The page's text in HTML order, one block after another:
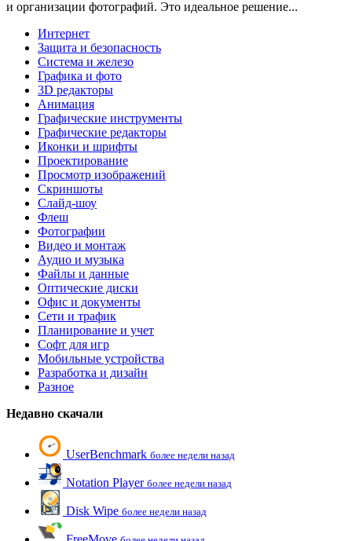
и организации фотографий. Это идеальное решение...
Интернет
Защита и безопасность
Система и железо
Графика и фото
3D редакторы
Анимация
Графические инструменты
Графические редакторы
Иконки и шрифты
Проектирование
Просмотр изображений
Скриншоты
Слайд-шоу
Флеш
Фотографии
Видео и монтаж
Аудио и музыка
Файлы и данные
Оптические диски
Офис и документы
Сети и трафик
Планирование и учет
Софт для игр
Мобильные устройства
Разработка и дизайн
Разное
Недавно скачали
UserBenchmark более недели назад
Notation Player более недели назад
Disk Wipe более недели назад